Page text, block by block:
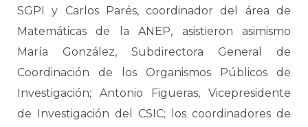
SGPI y Carlos Parés, coordinador del área de
Matemáticas de la ANEP, asistieron asimismo
María González, Subdirectora General de
Coordinación de los Organismos Públicos de
Investigación; Antonio Figueras, Vicepresidente
de Investigación del CSIC; los coordinadores de